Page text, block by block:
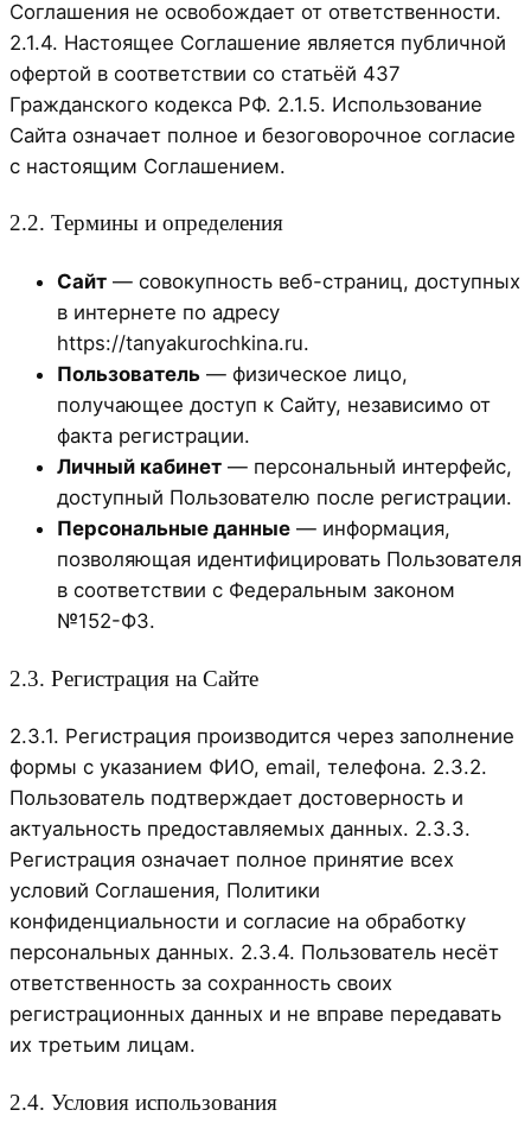
Соглашения не освобождает от ответственности.
2.1.4. Настоящее Соглашение является публичной
офертой в соответствии со статьёй 437
Гражданского кодекса РФ. 2.1.5. Использование
Сайта означает полное и безоговорочное согласие
с настоящим Соглашением.
2.2. Термины и определения
Сайт — совокупность веб-страниц, доступных
в интернете по адресу
https://tanyakurochkina.ru.
Пользователь — физическое лицо,
получающее доступ к Сайту, независимо от
факта регистрации.
Личный кабинет — персональный интерфейс,
доступный Пользователю после регистрации.
Персональные данные — информация,
позволяющая идентифицировать Пользователя
в соответствии с Федеральным законом
№152-ФЗ.
2.3. Регистрация на Сайте
2.3.1. Регистрация производится через заполнение
формы с указанием ФИО, email, телефона. 2.3.2.
Пользователь подтверждает достоверность и
актуальность предоставляемых данных. 2.3.3.
Регистрация означает полное принятие всех
условий Соглашения, Политики
конфиденциальности и согласие на обработку
персональных данных. 2.3.4. Пользователь несёт
ответственность за сохранность своих
регистрационных данных и не вправе передавать
их третьим лицам.
2.4. Условия использования